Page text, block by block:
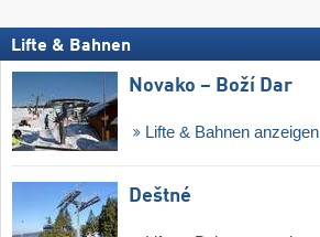
Lifte & Bahnen
Novako – Boží Dar
Lifte & Bahnen anzeigen
Deštné